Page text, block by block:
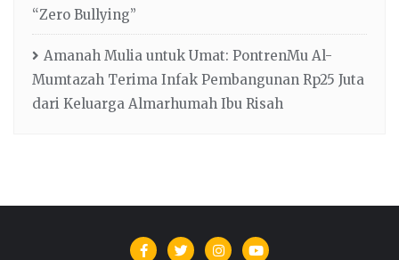
“Zero Bullying”
Amanah Mulia untuk Umat: PontrenMu Al-
Mumtazah Terima Infak Pembangunan Rp25 Juta
dari Keluarga Almarhumah Ibu Risah